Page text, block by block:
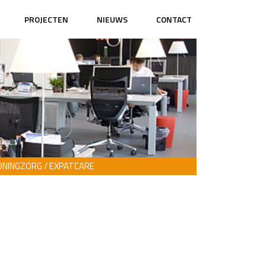
PROJECTEN NIEUWS CONTACT
/ EXPATCARE